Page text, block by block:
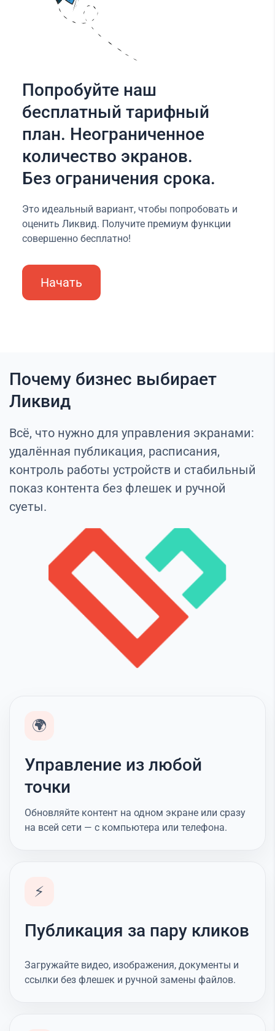
Попробуйте наш
бесплатный тарифный
план. Неограниченное
количество экранов.
Без ограничения срока.
Это идеальный вариант, чтобы попробовать и
оценить Ликвид. Получите премиум функции
совершенно бесплатно!
Начать
Почему бизнес выбирает
Ликвид
Всё, что нужно для управления экранами:
удалённая публикация, расписания,
контроль работы устройств и стабильный
показ контента без флешек и ручной
суеты.
🌍
Управление из любой
точки
Обновляйте контент на одном экране или сразу
на всей сети — с компьютера или телефона.
⚡
Публикация за пару кликов
Загружайте видео, изображения, документы и
ссылки без флешек и ручной замены файлов.